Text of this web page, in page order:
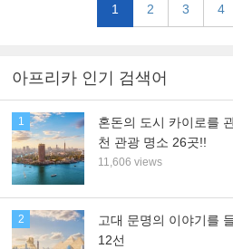
1 2 3 4
아프리카 인기 검색어
1
혼돈의 도시 카이로를
천 관광 명소 26곳!!
11,606 views
2
고대 문명의 이야기를
12선